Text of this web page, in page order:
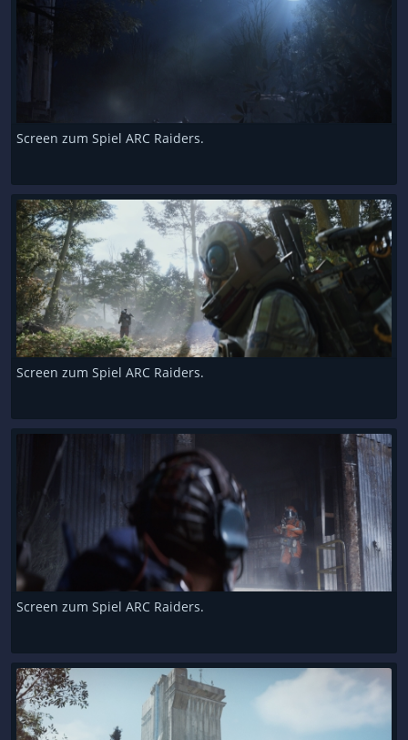
Screen zum Spiel ARC Raiders.
Screen zum Spiel ARC Raiders.
Screen zum Spiel ARC Raiders.